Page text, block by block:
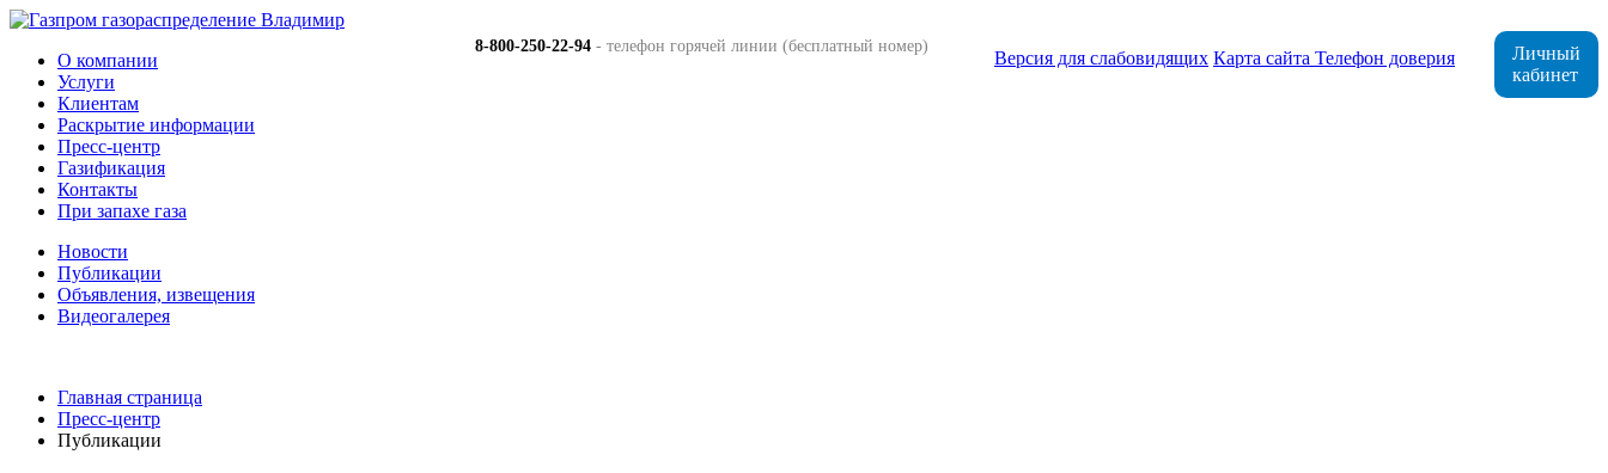
Личный
кабинет
Версия для слабовидящих Карта сайта Телефон доверия
8-800-250-22-94 - телефон горячей линии (бесплатный номер)
О компании
Услуги
Клиентам
Раскрытие информации
Пресс-центр
Газификация
Контакты
При запахе газа
Новости
Публикации
Объявления, извещения
Видеогалерея
Главная страница
Пресс-центр
Публикации